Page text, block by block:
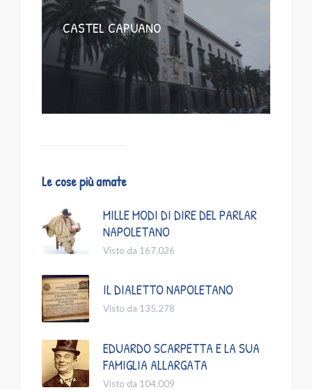
CASTEL CAPUANO
Le cose più amate
MILLE MODI DI DIRE DEL PARLAR
NAPOLETANO
Visto da 167.026
IL DIALETTO NAPOLETANO
Visto da 135.278
EDUARDO SCARPETTA E LA SUA
FAMIGLIA ALLARGATA
Visto da 104.009